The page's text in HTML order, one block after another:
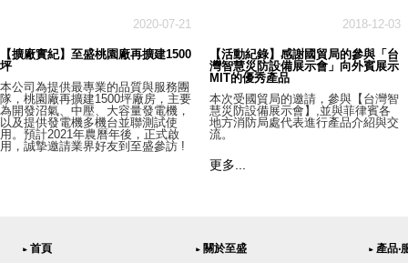
2020-07-21
【擴廠實紀】至盛桃園廠再擴建1500
坪
本公司為提供最專業的品質與服務團
隊，桃園廠再擴建1500坪廠房，主要
為開發沼氣、中壓、大容量發電機，
以及提供發電機多機台並聯測試使
用。預計2021年農曆年後，正式啟
用，誠摯邀請業界好友到至盛參訪 !
2018-12-03
【活動紀錄】感謝國貿局的參與「台
灣智慧災防設備展示會」向外賓展示
MIT的優秀產品
本次受國貿局的邀請，參與【台灣智
慧災防設備展示會】,並與菲律賓各
地方消防局處代表進行產品介紹與交
流。
更多...
首頁
關於至盛
產品‧